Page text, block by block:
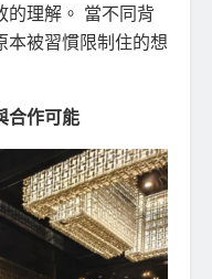
的理解。 當不同背
本被習慣限制住的想
合作可能